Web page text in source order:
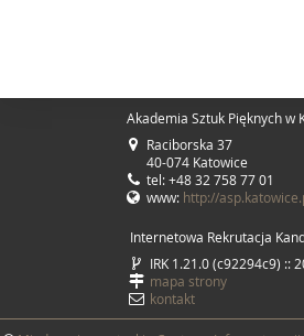
Akademia Sztuk Pięknych w
Raciborska 37
40-074 Katowice
tel: +48 32 758 77 01
www: http://
Internetowa Rekrutacja
IRK 1.21.0 (c92294c9) ::
mapa strony
kontakt